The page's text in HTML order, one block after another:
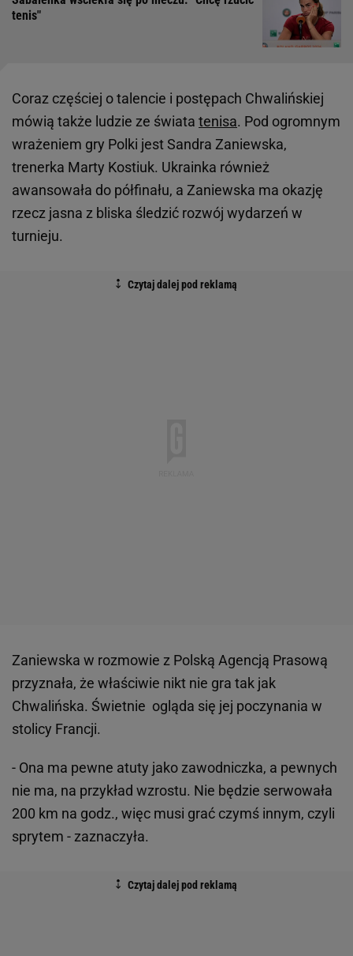
tenis"
Coraz częściej o talencie i postępach Chwalińskiej
mówią także ludzie ze świata tenisa. Pod ogromnym
wrażeniem gry Polki jest Sandra Zaniewska,
trenerka Marty Kostiuk. Ukrainka również
awansowała do półfinału, a Zaniewska ma okazję
rzecz jasna z bliska śledzić rozwój wydarzeń w
turnieju.
Zaniewska w rozmowie z Polską Agencją Prasową
przyznała, że właściwie nikt nie gra tak jak
Chwalińska. Świetnie ogląda się jej poczynania w
stolicy Francji.
- Ona ma pewne atuty jako zawodniczka, a pewnych
nie ma, na przykład wzrostu. Nie będzie serwowała
200 km na godz., więc musi grać czymś innym, czyli
sprytem - zaznaczyła.